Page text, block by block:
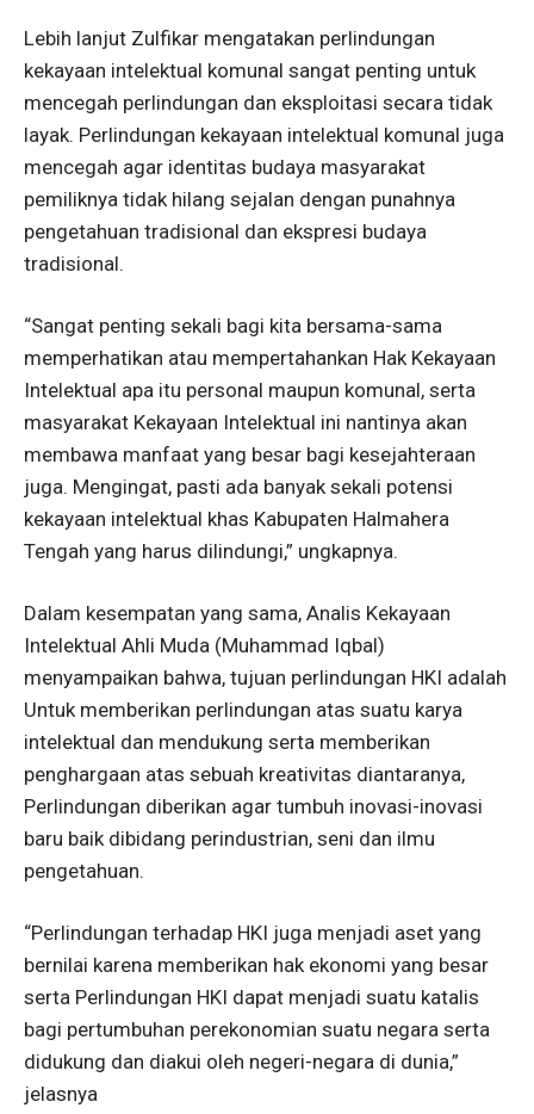
Lebih lanjut Zulfikar mengatakan perlindungan
kekayaan intelektual komunal sangat penting untuk
mencegah perlindungan dan eksploitasi secara tidak
layak. Perlindungan kekayaan intelektual komunal juga
mencegah agar identitas budaya masyarakat
pemiliknya tidak hilang sejalan dengan punahnya
pengetahuan tradisional dan ekspresi budaya
tradisional.
“Sangat penting sekali bagi kita bersama-sama
memperhatikan atau mempertahankan Hak Kekayaan
Intelektual apa itu personal maupun komunal, serta
masyarakat Kekayaan Intelektual ini nantinya akan
membawa manfaat yang besar bagi kesejahteraan
juga. Mengingat, pasti ada banyak sekali potensi
kekayaan intelektual khas Kabupaten Halmahera
Tengah yang harus dilindungi,” ungkapnya.
Dalam kesempatan yang sama, Analis Kekayaan
Intelektual Ahli Muda (Muhammad Iqbal)
menyampaikan bahwa, tujuan perlindungan HKI adalah
Untuk memberikan perlindungan atas suatu karya
intelektual dan mendukung serta memberikan
penghargaan atas sebuah kreativitas diantaranya,
Perlindungan diberikan agar tumbuh inovasi-inovasi
baru baik dibidang perindustrian, seni dan ilmu
pengetahuan.
“Perlindungan terhadap HKI juga menjadi aset yang
bernilai karena memberikan hak ekonomi yang besar
serta Perlindungan HKI dapat menjadi suatu katalis
bagi pertumbuhan perekonomian suatu negara serta
didukung dan diakui oleh negeri-negara di dunia,”
jelasnya